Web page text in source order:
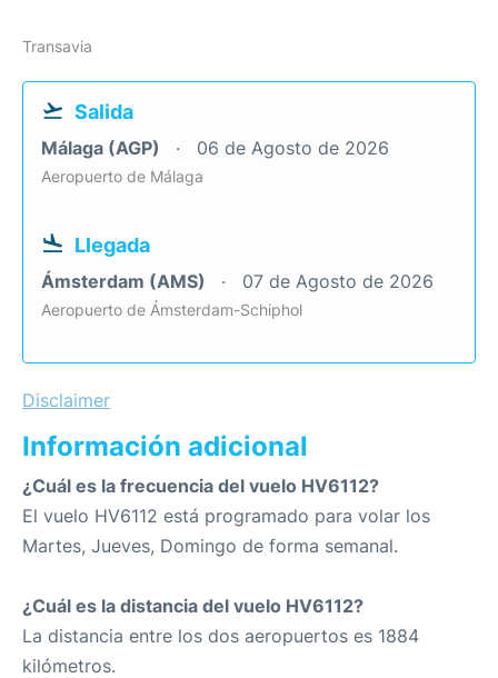
Transavia
Salida
Málaga (AGP) 06 de Agosto de 2026
Aeropuerto de Málaga
Llegada
Ámsterdam (AMS) 07 de Agosto de 2026
Aeropuerto de Ámsterdam-Schiphol
Disclaimer
Información adicional
¿Cuál es la frecuencia del vuelo HV6112?
El vuelo HV6112 está programado para volar los
Martes, Jueves, Domingo de forma semanal.
¿Cuál es la distancia del vuelo HV6112?
La distancia entre los dos aeropuertos es 1884
kilómetros.